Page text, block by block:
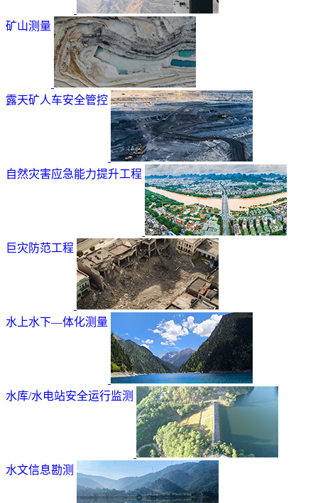
矿山测量
露天矿人车安全管控
自然灾害应急能力提升工程
巨灾防范工程
水上水下—体化测量
水库/水电站安全运行监测
水文信息勘测